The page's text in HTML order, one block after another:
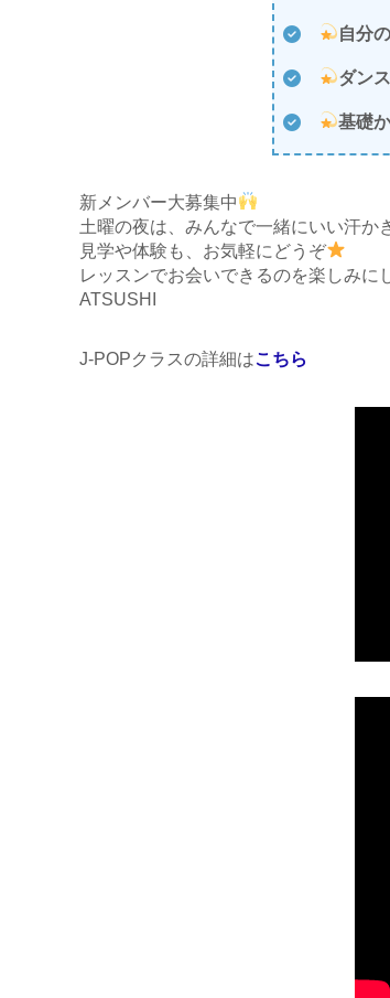
自分
ダン
基礎
新メンバー大募集中
土曜の夜は、みんなで一緒にいい汗か
見学や体験も、お気軽にどうぞ
レッスンでお会いできるのを楽しみに
ATSUSHI
J-POPクラスの詳細はこちら